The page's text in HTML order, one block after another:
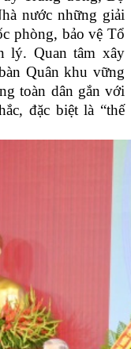
nước những giải
phòng, bảo vệ Tổ
lý. Quan tâm xây
Quân khu vững
toàn dân gắn với
đặc biệt là “thế